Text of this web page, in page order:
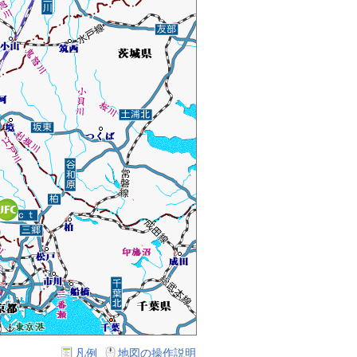
凡例 地図の操作説明